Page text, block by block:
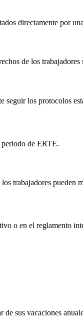
directamente por
de los trabajadores
seguir los protocolos
de ERTE.
trabajadores pueden
o en el reglamento
de sus vacaciones